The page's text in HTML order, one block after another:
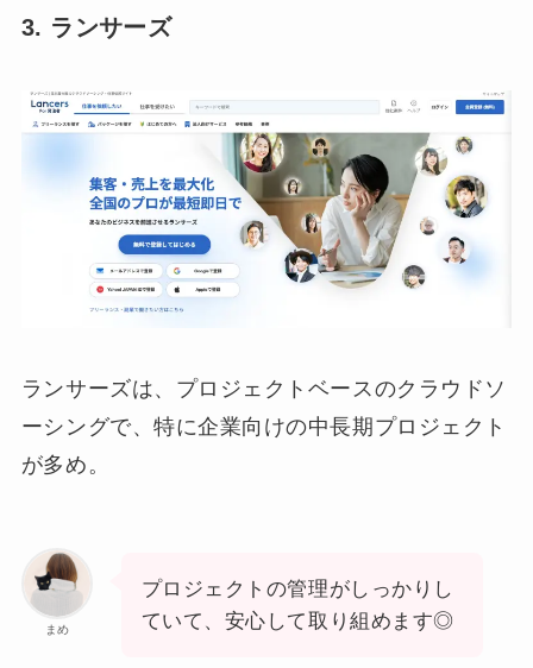
3. ランサーズ
ランサーズは、プロジェクトベースのクラウドソ
ーシングで、特に企業向けの中長期プロジェクト
が多め。
まめ
プロジェクトの管理がしっかりし
ていて、安心して取り組めます◎